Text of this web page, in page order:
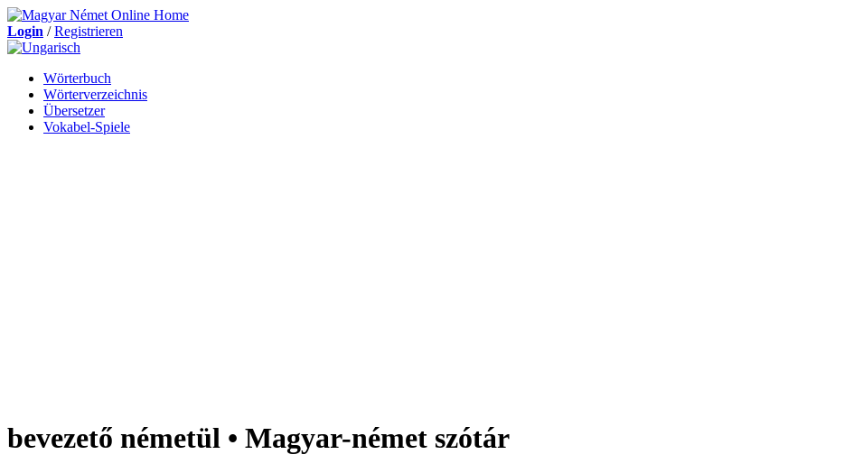
Login /Registrieren
Wörterbuch
Wörterverzeichnis
Übersetzer
Vokabel-Spiele
bevezető németül • Magyar-német szótár